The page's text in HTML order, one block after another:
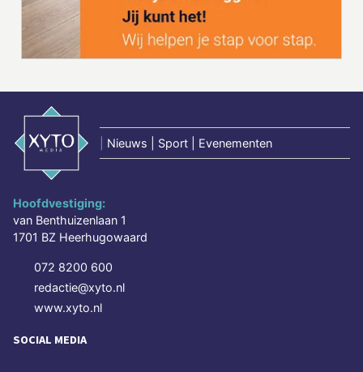
Nieuws | Sport | Evenementen
Hoofdvestiging:
van Benthuizenlaan 1
1701 BZ Heerhugowaard
072 8200 600
redactie@xyto.nl
www.xyto.nl
SOCIAL MEDIA